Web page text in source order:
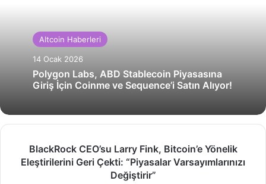
Altcoin Haberleri
14 Ocak 2026
Polygon Labs, ABD Stablecoin Piyasasına
Giriş İçin Coinme ve Sequence’i Satın Alıyor!
CEO’su
Larry
BlackRock CEO’su Larry Fink, Bitcoin’e Yönelik
Eleştirilerini Geri Çekti: “Piyasalar Varsayımlarınızı
Değiştirir”